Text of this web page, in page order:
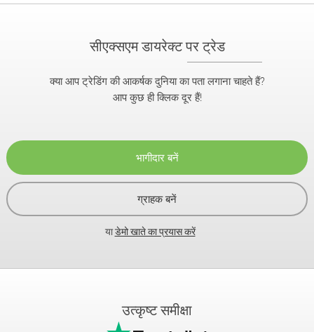
सीएक्सएम डायरेक्ट पर ट्रेड
क्या आप ट्रेडिंग की आकर्षक दुनिया का पता लगाना चाहते हैं?
आप कुछ ही क्लिक दूर हैं!
भागीदार बनें
ग्राहक बनें
याडेमो खाते का प्रयास करें
उत्कृष्ट समीक्षा